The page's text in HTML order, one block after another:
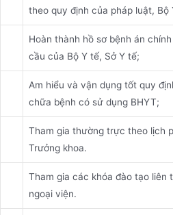
theo quy định của pháp luật, Bộ
Hoàn thành hồ sơ bệnh án
cầu của Bộ Y tế, Sở Y tế;
Am hiểu và vận dụng tốt quy
chữa bệnh có sử dụng BHYT;
Tham gia thường trực theo lịch
Trưởng khoa.
Tham gia các khóa đào tạo liên
ngoại viện.